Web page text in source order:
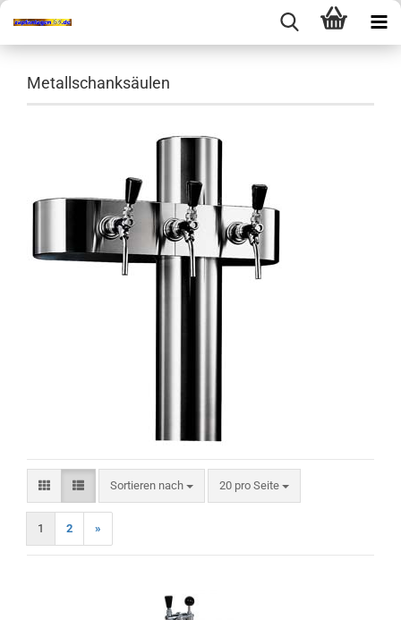
Metallschanksäulen
Sortieren nach
Sortieren nach 20 pro Seite
pro Seite
1 2 »